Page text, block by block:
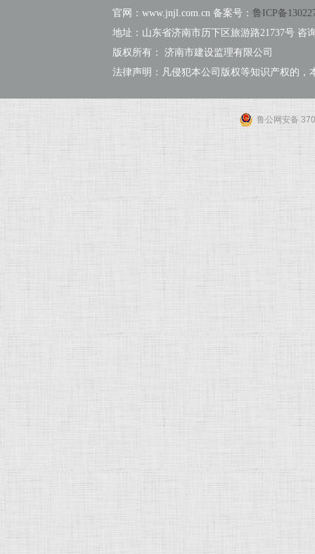
官网：www.jnjl.com.cn 备案号： 鲁ICP备
地址：山东省济南市历下区旅游路21737号 咨
版权所有： 济南市建设监理有限公司
法律声明：凡侵犯本公司版权等知识产权的，
鲁公网安备